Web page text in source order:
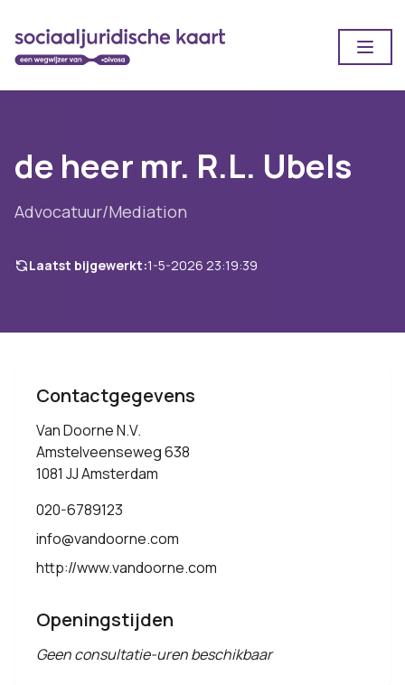
de heer mr. R.L. Ubels
Advocatuur/Mediation
Laatst bijgewerkt:1-5-2026 23:19:39
Contactgegevens
Van Doorne N.V.
Amstelveenseweg 638
1081 JJ Amsterdam
020-6789123
info@vandoorne.com
http://www.vandoorne.com
Openingstijden
Geen consultatie-uren beschikbaar